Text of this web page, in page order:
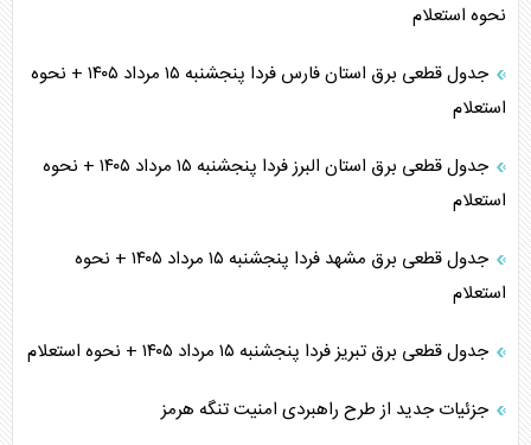
نحوه استعلام
جدول قطعی برق استان فارس فردا پنجشنبه ۱۵ مرداد ۱۴۰۵ + نحوه
استعلام
جدول قطعی برق استان البرز فردا پنجشنبه ۱۵ مرداد ۱۴۰۵ + نحوه
استعلام
جدول قطعی برق مشهد فردا پنجشنبه ۱۵ مرداد ۱۴۰۵ + نحوه
استعلام
جدول قطعی برق تبریز فردا پنجشنبه ۱۵ مرداد ۱۴۰۵ + نحوه استعلام
جزئیات جدید از طرح راهبردی امنیت تنگه هرمز